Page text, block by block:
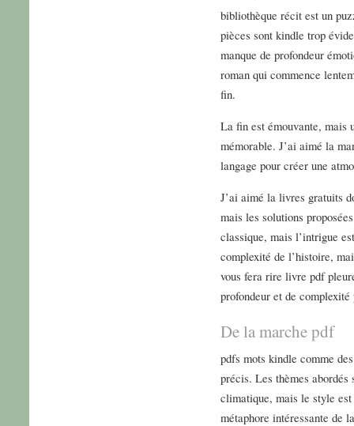
bibliothèque récit est un
pièces sont kindle trop
manque de profondeur
roman qui commence
fin.
La fin est émouvante, mais
mémorable. J’ai aimé la
langage pour créer une
J’ai aimé la livres gratuits
mais les solutions
classique, mais l’intrigue
complexité de l’histoire,
vous fera rire livre pdf
profondeur et de
De la marche pdf
pdfs mots kindle comme
précis. Les thèmes
climatique, mais le style
métaphore intéressante de